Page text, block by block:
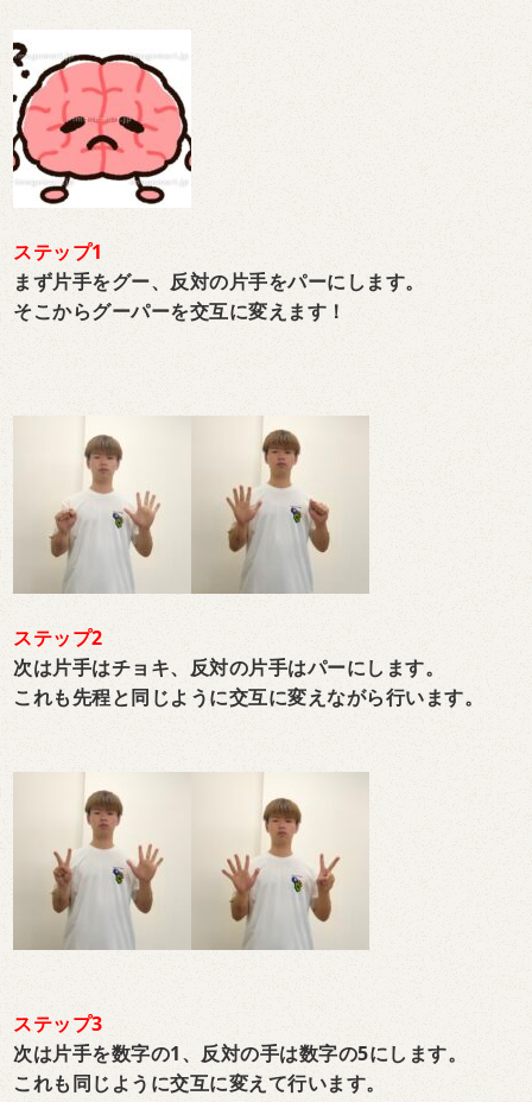
ステップ1
まず片手をグー、反対の片手をパーにします。
そこからグーパーを交互に変えます！
ステップ2
次は片手はチョキ、反対の片手はパーにします。
これも先程と同じように交互に変えながら行います。
ステップ3
次は片手を数字の1、反対の手は数字の5にします。
これも同じように交互に変えて行います。